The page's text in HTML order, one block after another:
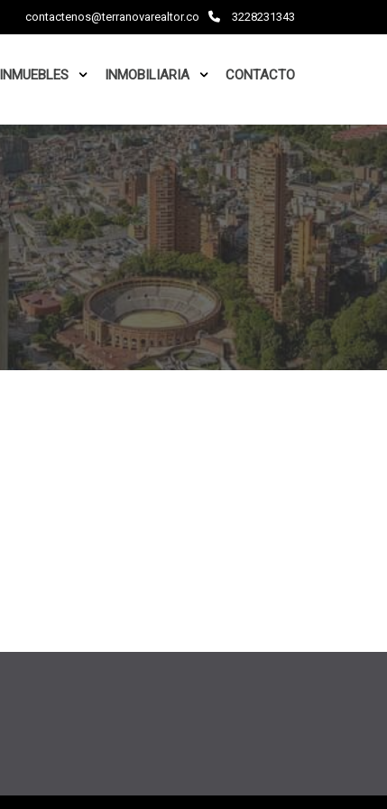
contactenos@terranovarealtor.co 3228231343
INMUEBLES INMOBILIARIA CONTACTO